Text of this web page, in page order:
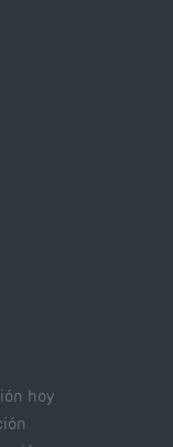
lo que
hoy